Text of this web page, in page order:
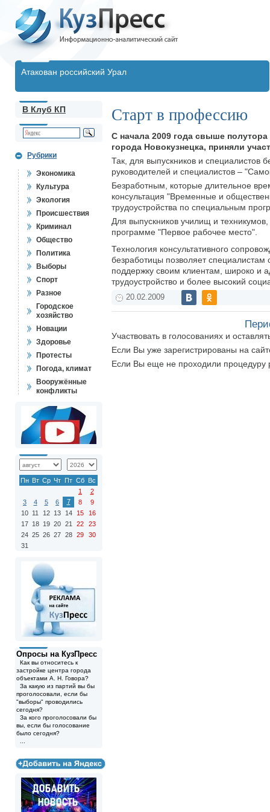
Атакован российский Урал
В Клуб КП
Рубрики
Экономика
Культура
Экология
Происшествия
Криминал
Общество
Политика
Выборы
Спорт
Разное
Городское
хозяйство
Новации
Здоровье
Протесты
Погода, климат
Вооружённые
конфликты
Пн Вт Ср Чт Пт Сб Вс
1
2
3
4 5 6 7 8
9
10 11 12 13 14 15
16
17 18 19 20 21 22
23
24 25 26 27 28 29
30
31
Опросы на КузПресс
Как вы относитесь к
застройке центра города
объектами А. Н. Говора?
За какую из партий вы бы
проголосовали, если бы
"выборы" проводились
сегодня?
За кого проголосовали бы
вы, если бы голосование
было сегодня?
Старт в профессию
С начала 2009 года свыше
города Новокузнецка, приняли
Так, для выпускников и специалистов
руководителей и специалистов –
Безработным, которые длительное
консультация "Временные и
трудоустройства по специальным
Для выпускников училищ и
программе "Первое рабочее место".
Технология консультативного
безработицы позволяет
поддержку своим клиентам, широко и
трудоустройство и более высокий
20.02.2009
Участвовать в голосованиях и
Если Вы уже зарегистрированы на
Если Вы еще не проходили процедуру